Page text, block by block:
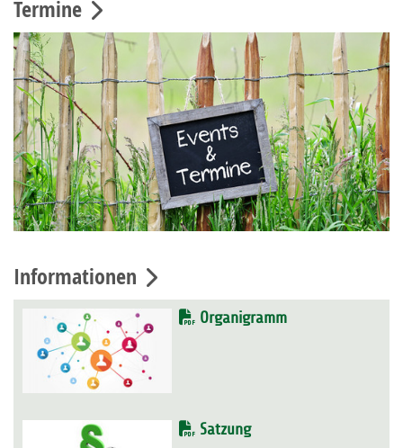
Termine
Informationen
Organigramm
Satzung